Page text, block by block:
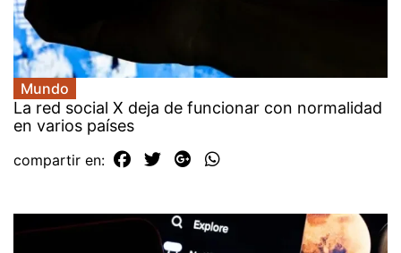
Mundo
La red social X deja de funcionar con normalidad
en varios países
compartir en: